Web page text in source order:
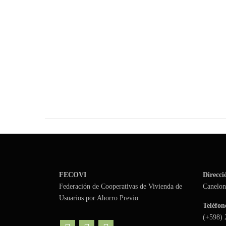
FECOVI
Federación de Cooperativas de Vivienda de
Usuarios por Ahorro Previo
(+598)